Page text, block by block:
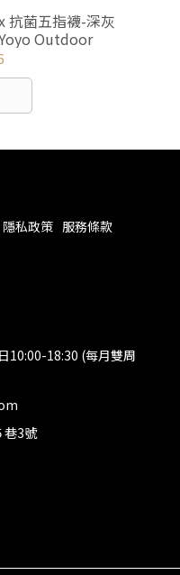
抗菌五指襪-深灰
Outdoor
隱私政策 服務條款
10:00-18:30 (每月雙周
巷3號